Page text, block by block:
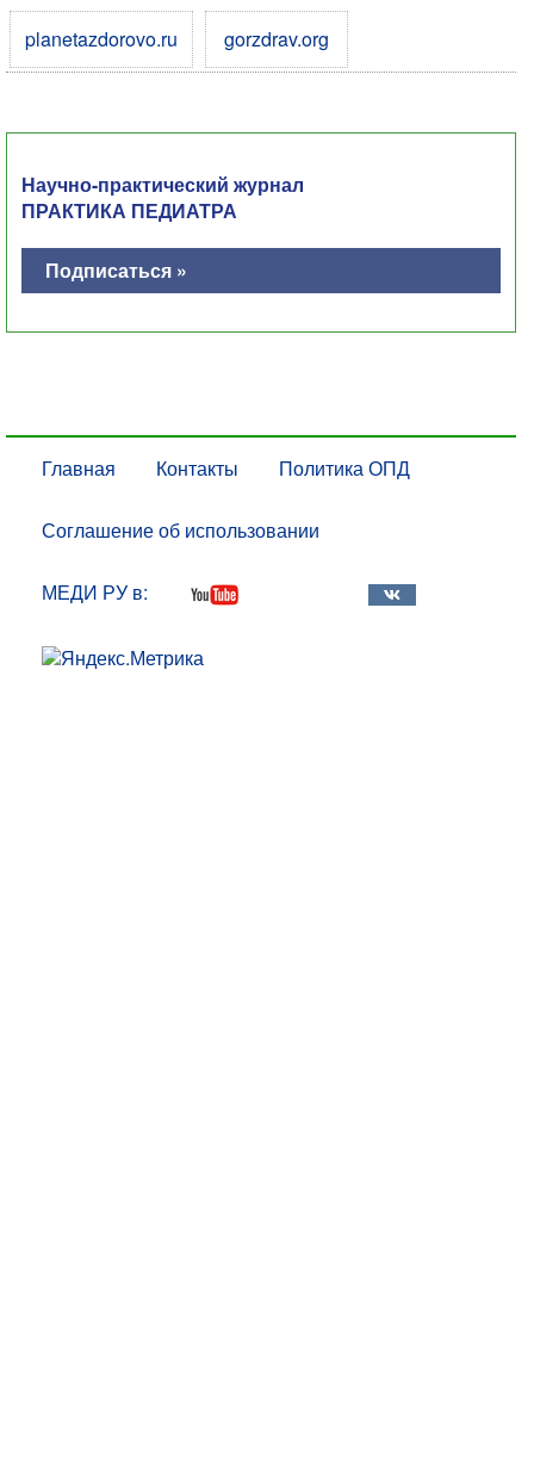
planetazdorovo.ru gorzdrav.org
Научно-практический журнал
ПРАКТИКА ПЕДИАТРА
Подписаться »
Главная Контакты Политика ОПД
Соглашение об использовании
МЕДИ РУ в: